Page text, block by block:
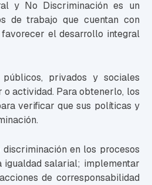
y No Discriminación es un
de trabajo que cuentan con
el desarrollo integral
privados y sociales
actividad. Para obtenerlo, los
verificar que sus políticas y
en los procesos
igualdad salarial; implementar
de corresponsabilidad